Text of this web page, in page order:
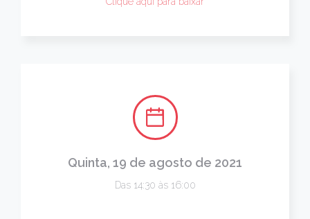
Quinta, 19 de agosto de 2021
Das 14:30 às 16:00